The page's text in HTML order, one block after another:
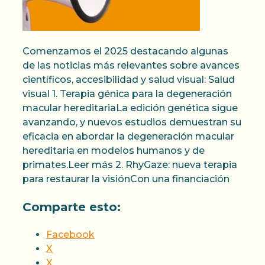
Comenzamos el 2025 destacando algunas
de las noticias más relevantes sobre avances
científicos, accesibilidad y salud visual: Salud
visual 1. Terapia génica para la degeneración
macular hereditariaLa edición genética sigue
avanzando, y nuevos estudios demuestran su
eficacia en abordar la degeneración macular
hereditaria en modelos humanos y de
primates.Leer más 2. RhyGaze: nueva terapia
para restaurar la visiónCon una financiación
Comparte esto:
Facebook
X